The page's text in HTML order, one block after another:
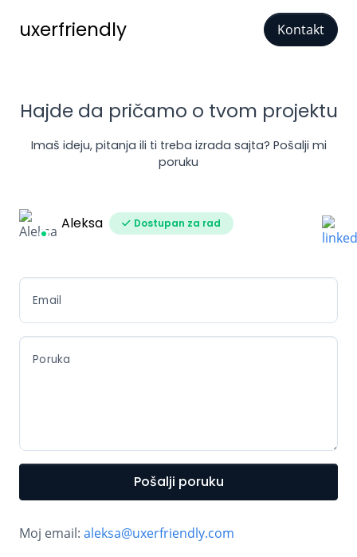
uxerfriendly Kontakt
Hajde da pričamo o tvom projektu
Imaš ideju, pitanja ili ti treba izrada sajta? Pošalji mi
poruku
Aleksa Dostupan za rad
Email
Poruka
Pošalji poruku
Moj email: aleksa@uxerfriendly.com